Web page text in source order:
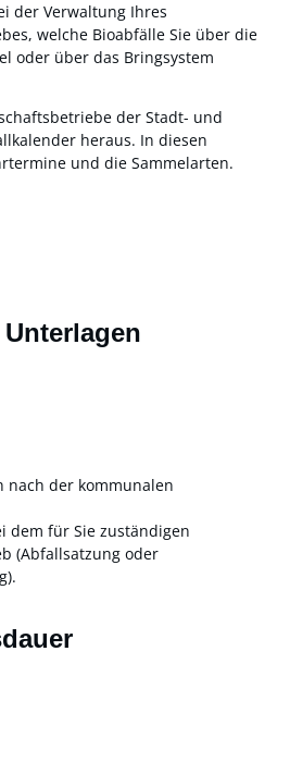
der Verwaltung Ihres
welche Bioabfälle Sie über die
oder über das Bringsystem
der Stadt- und
heraus. In diesen
und die Sammelarten.
nach der kommunalen
dem für Sie zuständigen
(Abfallsatzung oder